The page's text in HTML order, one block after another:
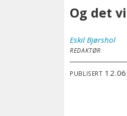
Og det
Eskil Bjørshol
REDAKTØR
PUBLISERT